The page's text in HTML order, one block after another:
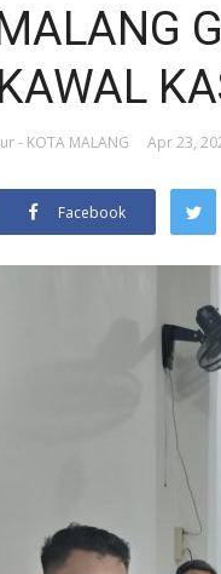
- KOTA MALANG Apr 23,
Facebook